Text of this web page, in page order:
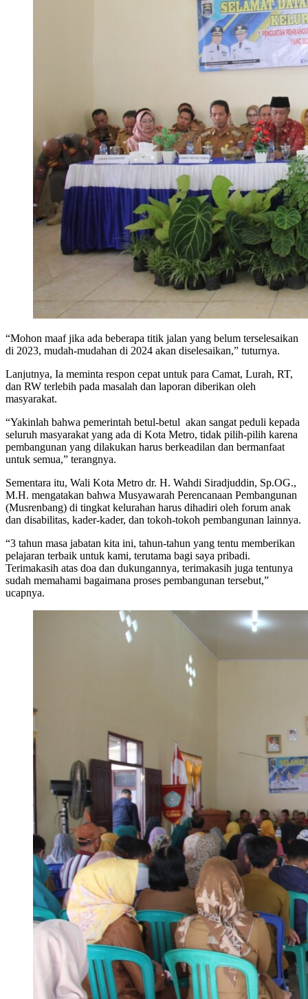
“Mohon maaf jika ada beberapa titik jalan yang belum terselesaikan
di 2023, mudah-mudahan di 2024 akan diselesaikan,” tuturnya.
Lanjutnya, Ia meminta respon cepat untuk para Camat, Lurah, RT,
dan RW terlebih pada masalah dan laporan diberikan oleh
masyarakat.
“Yakinlah bahwa pemerintah betul-betul akan sangat peduli kepada
seluruh masyarakat yang ada di Kota Metro, tidak pilih-pilih karena
pembangunan yang dilakukan harus berkeadilan dan bermanfaat
untuk semua,” terangnya.
Sementara itu, Wali Kota Metro dr. H. Wahdi Siradjuddin, Sp.OG.,
M.H. mengatakan bahwa Musyawarah Perencanaan Pembangunan
(Musrenbang) di tingkat kelurahan harus dihadiri oleh forum anak
dan disabilitas, kader-kader, dan tokoh-tokoh pembangunan lainnya.
“3 tahun masa jabatan kita ini, tahun-tahun yang tentu memberikan
pelajaran terbaik untuk kami, terutama bagi saya pribadi.
Terimakasih atas doa dan dukungannya, terimakasih juga tentunya
sudah memahami bagaimana proses pembangunan tersebut,”
ucapnya.